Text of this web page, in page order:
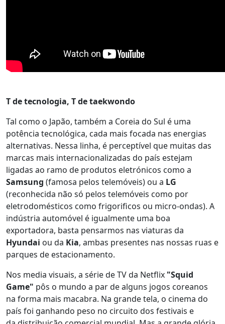
T de tecnologia, T de taekwondo
Tal como o Japão, também a Coreia do Sul é uma
potência tecnológica, cada mais focada nas energias
alternativas. Nessa linha, é perceptível que muitas das
marcas mais internacionalizadas do país estejam
ligadas ao ramo de produtos eletrónicos como a
Samsung (famosa pelos telemóveis) ou a LG
(reconhecida não só pelos telemóveis como por
eletrodomésticos como frigorificos ou micro-ondas). A
indústria automóvel é igualmente uma boa
exportadora, basta pensarmos nas viaturas da
Hyundai ou da Kia, ambas presentes nas nossas ruas e
parques de estacionamento.
Nos media visuais, a série de TV da Netflix "Squid
Game" pôs o mundo a par de alguns jogos coreanos
na forma mais macabra. Na grande tela, o cinema do
país foi ganhando peso no circuito dos festivais e